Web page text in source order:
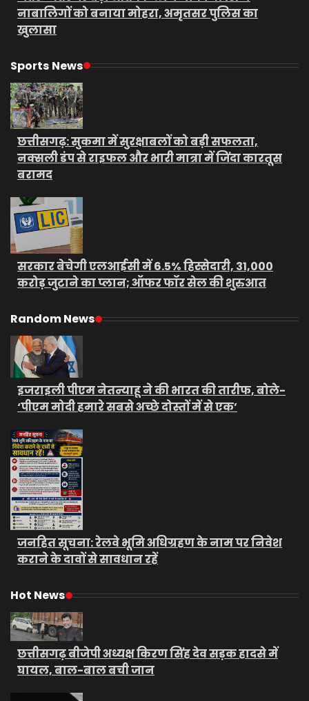
नाबालिगों को बनाया मोहरा, अमृतसर पुलिस का
खुलासा
Sports News
छत्तीसगढ़: सुकमा में सुरक्षाबलों को बड़ी सफलता,
नक्सली डंप से राइफल और भारी मात्रा में जिंदा कारतूस
बरामद
सरकार बेचेगी एलआईसी में 6.5% हिस्सेदारी, 31,000
करोड़ जुटाने का प्लान; ऑफर फॉर सेल की शुरुआत
Random News
इजराइली पीएम नेतन्याहू ने की भारत की तारीफ, बोले-
‘पीएम मोदी हमारे सबसे अच्छे दोस्तों में से एक’
जनहित सूचना: रेलवे भूमि अधिग्रहण के नाम पर निवेश
कराने के दावों से सावधान रहें
Hot News
छत्तीसगढ़ बीजेपी अध्यक्ष किरण सिंह देव सड़क हादसे में
घायल, बाल-बाल बची जान